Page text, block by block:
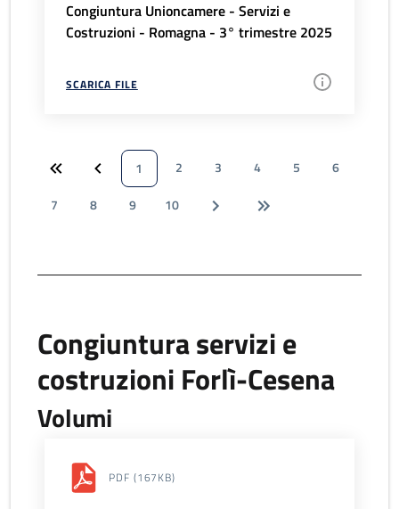
Congiuntura Unioncamere - Servizi e
Costruzioni - Romagna - 3° trimestre 2025
SCARICA FILE
1 2 3 4 5
6
7
8 9 10
Congiuntura servizi e
costruzioni Forlì-Cesena
Volumi
PDF (167KB)